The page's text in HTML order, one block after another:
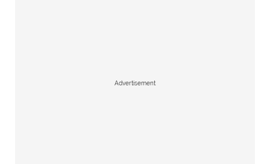
Advertisement